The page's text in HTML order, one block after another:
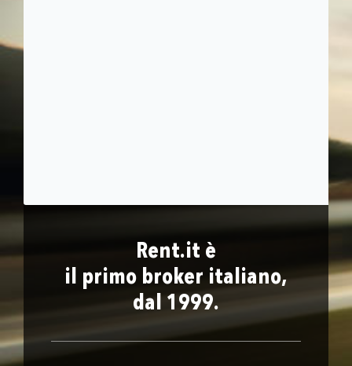
Rent.it è
il primo broker italiano,
dal 1999.